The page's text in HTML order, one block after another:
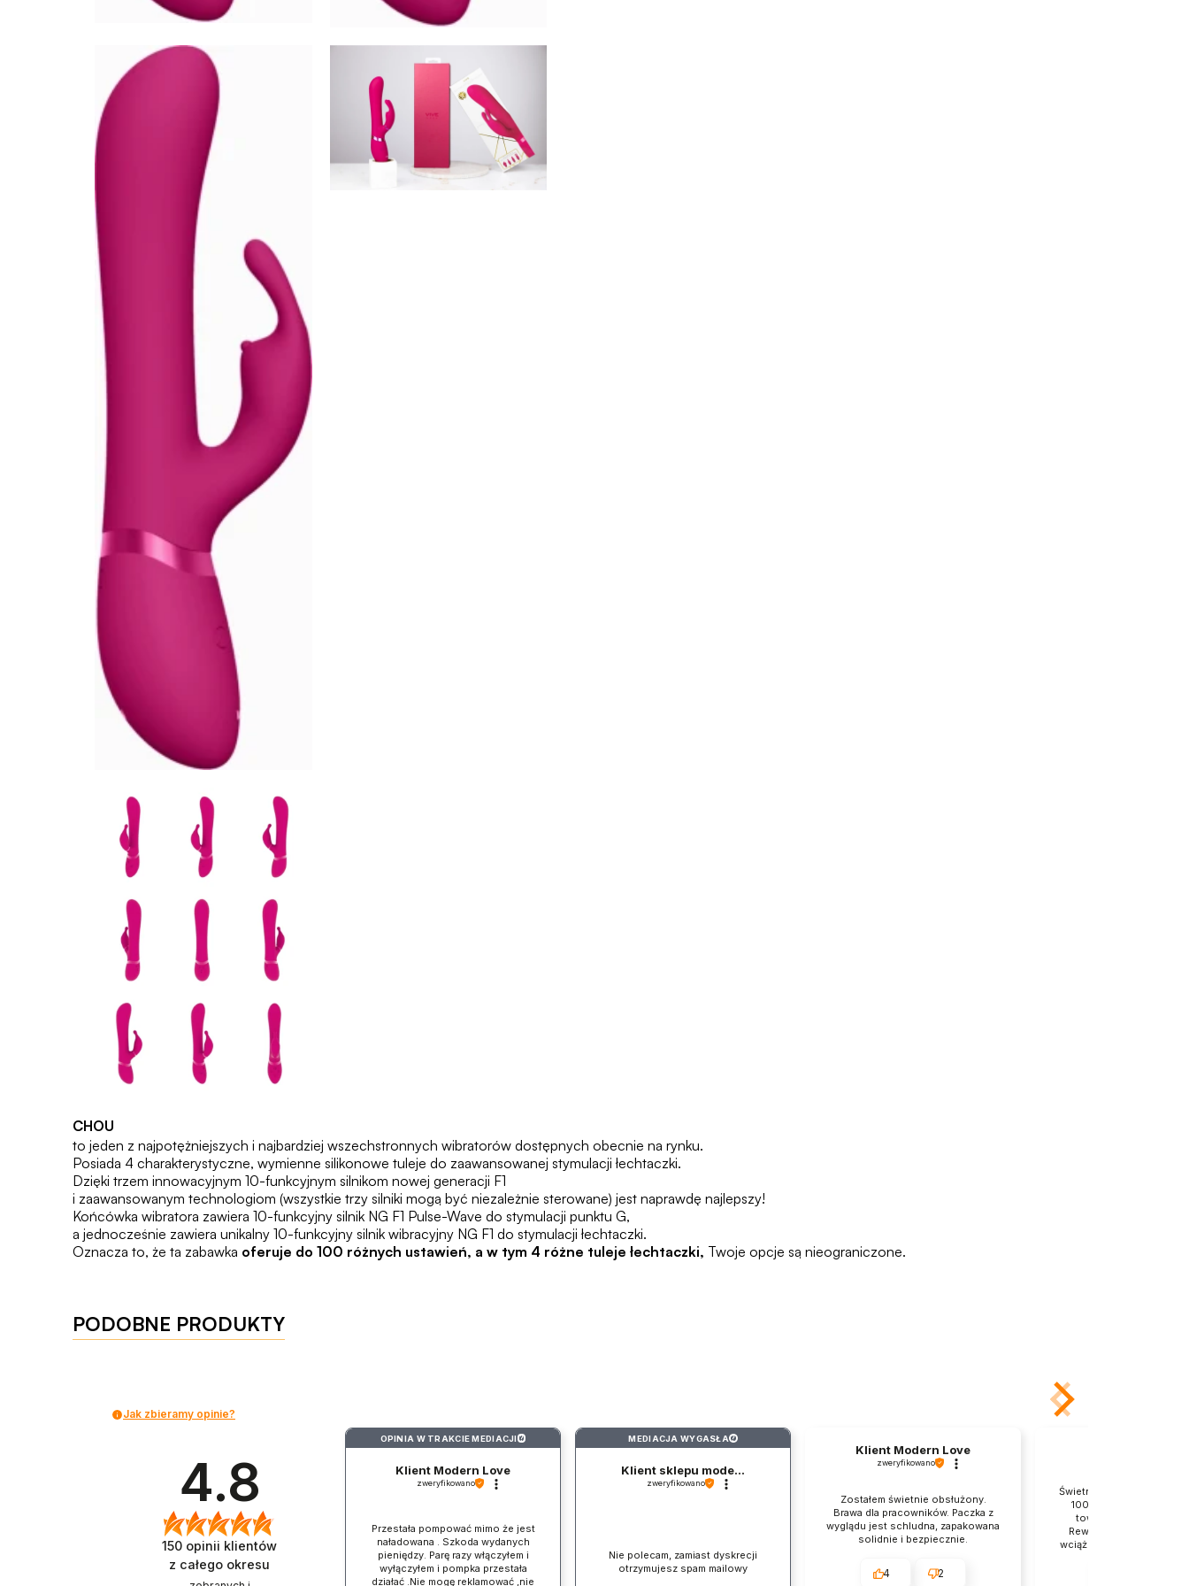
CHOU
to jeden z najpotężniejszych i najbardziej wszechstronnych wibratorów dostępnych obecnie na rynku.
Posiada 4 charakterystyczne, wymienne silikonowe tuleje do zaawansowanej stymulacji łechtaczki.
Dzięki trzem innowacyjnym 10-funkcyjnym silnikom nowej generacji F1
i zaawansowanym technologiom (wszystkie trzy silniki mogą być niezależnie sterowane) jest naprawdę najlepszy!
Końcówka wibratora zawiera 10-funkcyjny silnik NG F1 Pulse-Wave do stymulacji punktu G,
a jednocześnie zawiera unikalny 10-funkcyjny silnik wibracyjny NG F1 do stymulacji łechtaczki.
Oznacza to, że ta zabawka oferuje do 100 różnych ustawień, a w tym 4 różne tuleje łechtaczki, Twoje opcje są nieograniczone.
PODOBNE PRODUKTY
Jak zbieramy opinie?
4.8
150 opinii klientów
z całego okresu
OPINIA W TRAKCIE MEDIACJI ?
Klient Modern Love
zweryfikowano
Przestała pompować mimo że jest
naładowana . Szkoda wydanych
pieniędzy. Parę razy włączyłem i
wyłączyłem i pompka przestała
działać .Nie mogę reklamować ,nie
MEDIACJA WYGASŁA ?
Klient sklepu mode...
zweryfikowano
Nie polecam, zamiast dyskrecji
otrzymujesz spam mailowy
Klient Modern Love
zweryfikowano
Zostałem świetnie obsłużony.
Brawa dla pracowników. Paczka z
wyglądu jest schludna, zapakowana
solidnie i bezpiecznie.
4 2
Świetnie zabezpieczona
100% dyskrecji 👍️
towar dotarł bardzo
Rewelacyjny sklep, do
wciąż wracam z wielką